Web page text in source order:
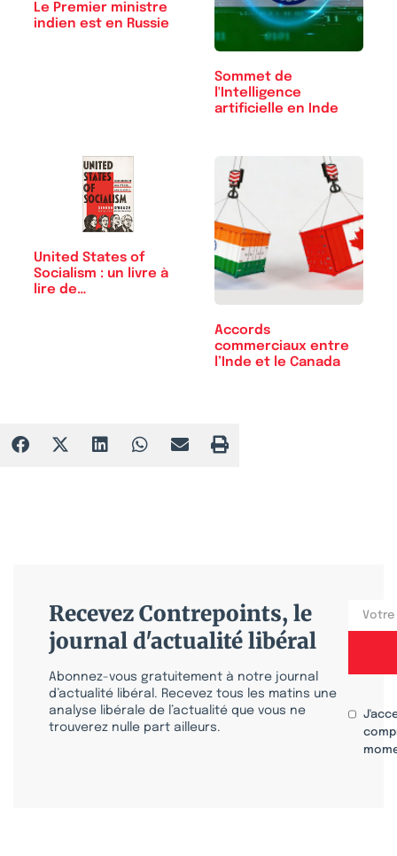
Le Premier ministre
indien est en Russie
Sommet de
l'Intelligence
artificielle en Inde
United States of
Socialism : un livre à
lire de…
Accords
commerciaux entre
l’Inde et le Canada
Recevez Contrepoints, le
journal d'actualité libéral
Abonnez-vous gratuitement à notre journal
d’actualité libéral. Recevez tous les matins une
analyse libérale de l’actualité que vous ne
trouverez nulle part ailleurs.